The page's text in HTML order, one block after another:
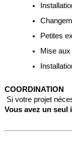
Petites
Mise
Si votre projet
Vous avez un